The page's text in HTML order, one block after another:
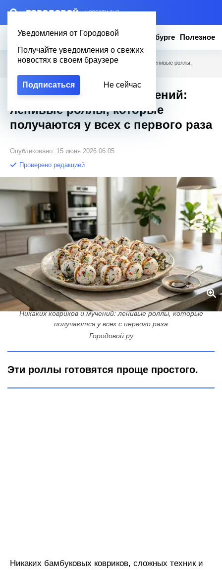
– НОВОСТИ ДНЯ
Уведомления от Городовой
Получайте уведомления о свежих
новостях в своем браузере
Подписаться Не сейчас
Новости Эксклюзив Вопросы о Петербурге Полезное
Городовой Полезное / Никаких ковриков и мучений: ленивые роллы,
Никаких ковриков и мучений:
ленивые роллы, которые
получаются у всех с первого раза
Опубликовано: 15 июня 2026 06:05
Проверено редакцией
Никаких ковриков и мучений: ленивые роллы, которые
получаются у всех с первого раза
Городовой ру
Эти роллы готовятся проще простого.
Никаких бамбуковых ковриков, сложных техник и